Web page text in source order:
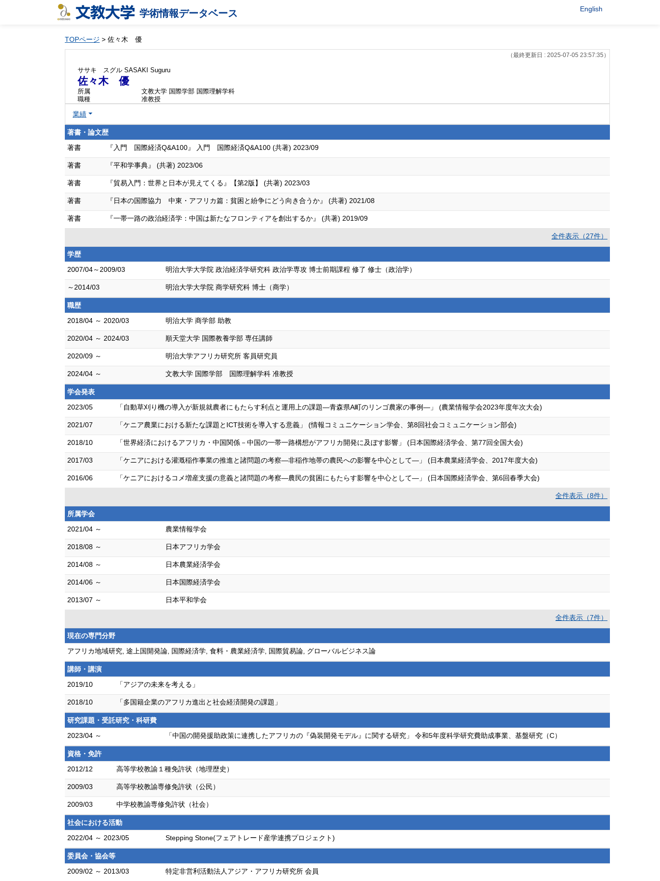
学術情報データベース English
TOPページ > 佐々木 優
（最終更新日 : 2025-07-05 23:57:35）
ササキ スグル SASAKI Suguru
佐々木 優
所属
文教大学 国際学部 国際理解学科
職種
准教授
業績
著書・論文歴
著書
『入門 国際経済Q&A100』 入門 国際経済Q&A100 (共著) 2023/09
著書 『平和学事典』 (共著) 2023/06
著書 『貿易入門：世界と日本が見えてくる』【第2版】 (共著) 2023/03
著書 『日本の国際協力 中東・アフリカ篇：貧困と紛争にどう向き合うか』 (共著) 2021/08
著書 『一帯一路の政治経済学：中国は新たなフロンティアを創出するか』 (共著) 2019/09
全件表示（27件）
学歴
2007/04～2009/03
明治大学大学院 政治経済学研究科 政治学専攻 博士前期課程 修了 修士（政治学）
～2014/03 明治大学大学院 商学研究科 博士（商学）
職歴
2018/04 ～ 2020/03
明治大学 商学部 助教
2020/04 ～ 2024/03 順天堂大学 国際教養学部 専任講師
2020/09 ～ 明治大学アフリカ研究所 客員研究員
2024/04 ～ 文教大学 国際学部 国際理解学科 准教授
学会発表
2023/05
「自動草刈り機の導入が新規就農者にもたらす利点と運用上の課題―青森県A町のリンゴ農家の事例―」 (農業情報学会2023年度年次大会)
2021/07 「ケニア農業における新たな課題とICT技術を導入する意義」 (情報コミュニケーション学会、第8回社会コミュニケーション部会)
2018/10 「世界経済におけるアフリカ・中国関係－中国の一帯一路構想がアフリカ開発に及ぼす影響」 (日本国際経済学会、第77回全国大会)
2017/03 「ケニアにおける灌漑稲作事業の推進と諸問題の考察―非稲作地帯の農民への影響を中心として―」 (日本農業経済学会、2017年度大会)
2016/06 「ケニアにおけるコメ増産支援の意義と諸問題の考察―農民の貧困にもたらす影響を中心として―」 (日本国際経済学会、第6回春季大会)
全件表示（8件）
所属学会
2021/04 ～
農業情報学会
2018/08 ～ 日本アフリカ学会
2014/08 ～ 日本農業経済学会
2014/06 ～ 日本国際経済学会
2013/07 ～ 日本平和学会
全件表示（7件）
現在の専門分野
アフリカ地域研究, 途上国開発論, 国際経済学, 食料・農業経済学, 国際貿易論, グローバルビジネス論
講師・講演
2019/10
「アジアの未来を考える」
2018/10 「多国籍企業のアフリカ進出と社会経済開発の課題」
研究課題・受託研究・科研費
2023/04 ～
「中国の開発援助政策に連携したアフリカの『偽装開発モデル』に関する研究」 令和5年度科学研究費助成事業、基盤研究（C）
資格・免許
2012/12
高等学校教諭１種免許状（地理歴史）
2009/03 高等学校教諭専修免許状（公民）
2009/03 中学校教諭専修免許状（社会）
社会における活動
2022/04 ～ 2023/05
Stepping Stone(フェアトレード産学連携プロジェクト)
委員会・協会等
2009/02 ～ 2013/03
特定非営利活動法人アジア・アフリカ研究所 会員